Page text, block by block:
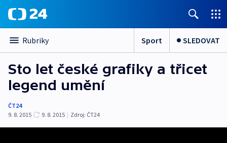
Rubriky Sport SLEDOVAT
Sto let české grafiky a třicet
legend umění
ČT24
9. 8. 2015
9. 8. 2015 | Zdroj: ČT24